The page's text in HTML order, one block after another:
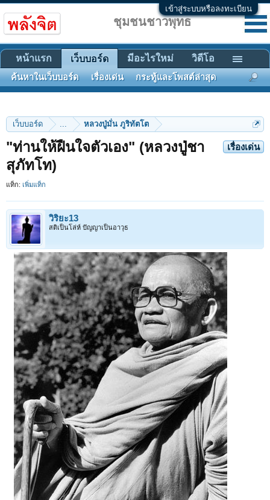
เข้าสู่ระบบหรือลงทะเบียน
เว็บบอร์ด ... หลวงปู่มั่น ภูริทัตโต
เรื่องเด่น
"ท่านให้ฝืนใจตัวเอง" (หลวงปู่ชา
สุภัทโท)
แท็ก: เพิ่มแท็ก
วิริยะ13
สติเป็นโล่ห์ ปัญญาเป็นอาวุธ
ชุมชนชาวพุทธ
หน้าแรก เว็บบอร์ด
ค้นหาในเว็บบอร์ด เรื่องเด่น กระทู้และโพสต์ล่าสุด
มีอะไรใหม่ วิดีโอ